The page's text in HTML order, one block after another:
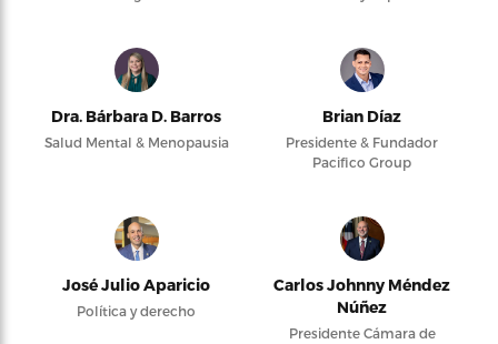
Dra. Bárbara D. Barros
Salud Mental & Menopausia
Brian Díaz
Presidente & Fundador
Pacifico Group
José Julio Aparicio
Política y derecho
Carlos Johnny Méndez
Núñez
Presidente Cámara de